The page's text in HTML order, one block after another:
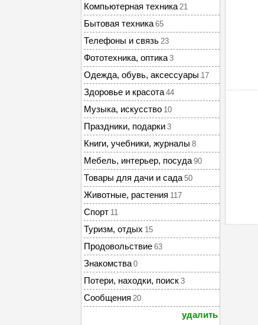
Компьютерная техника 21
Бытовая техника 65
Телефоны и связь 23
Фототехника, оптика 3
Одежда, обувь, аксессуары 17
Здоровье и красота 44
Музыка, искусство 10
Праздники, подарки 3
Книги, учебники, журналы 8
Мебель, интерьер, посуда 90
Товары для дачи и сада 50
Животные, растения 117
Спорт 11
Туризм, отдых 15
Продовольствие 63
Знакомства 0
Потери, находки, поиск 3
Сообщения 20
удалить